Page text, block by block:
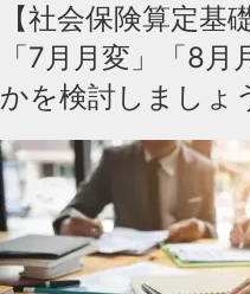
【社会保険算定基
「7月月変」「8
かを検討しましょ